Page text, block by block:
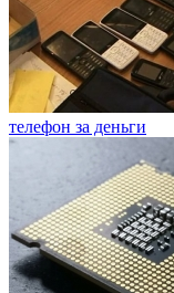
телефон за деньги